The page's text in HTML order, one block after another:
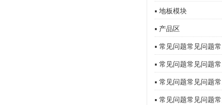
▪ 地板模块
▪ 产品区
▪ 常见问题常见问题
▪ 常见问题常见问题
▪ 常见问题常见问题
▪ 常见问题常见问题